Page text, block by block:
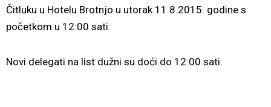
Čitluku u Hotelu Brotnjo u utorak 11.8.2015. godine s
početkom u 12:00 sati.
Novi delegati na list dužni su doći do 12:00 sati.